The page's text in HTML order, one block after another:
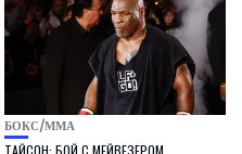
БОКС/ММА
ТАЙСОН: БОЙ С МЕЙВЕЗЕРОМ